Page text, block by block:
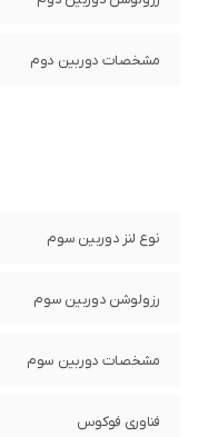
مشخصات دوربین دوم
نوع لنز دوربین سوم
رزولوشن دوربین سوم
مشخصات دوربین سوم
فناوری فوکوس